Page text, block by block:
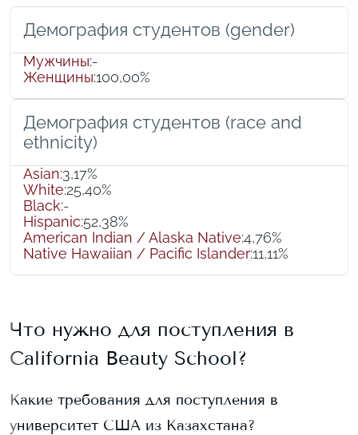
Демография студентов (gender)
Мужчины:-
Женщины:100,00%
Демография студентов (race and
ethnicity)
Asian:3,17%
White:25,40%
Black:-
Hispanic:52,38%
American Indian / Alaska Native:4,76%
Native Hawaiian / Pacific Islander:11,11%
Что нужно для поступления в
California Beauty School?
Какие требования для поступления в
университет США из Казахстана?